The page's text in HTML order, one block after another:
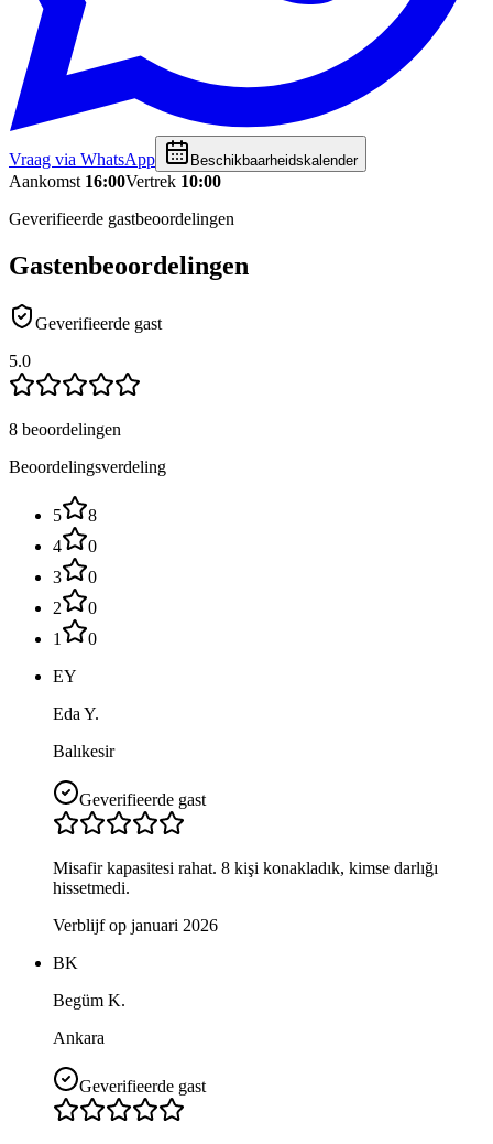
Vraag via WhatsApp Beschikbaarheidskalender
Aankomst 16:00Vertrek 10:00
Geverifieerde gastbeoordelingen
Gastenbeoordelingen
Geverifieerde gast
5.0
8 beoordelingen
Beoordelingsverdeling
5
8
4
0
3
0
2
0
1
0
EY
Eda Y.
Balıkesir
Geverifieerde gast
Misafir kapasitesi rahat. 8 kişi konakladık, kimse darlığı
hissetmedi.
Verblijf op januari 2026
BK
Begüm K.
Ankara
Geverifieerde gast